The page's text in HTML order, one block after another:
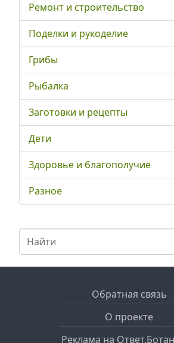
Ремонт и строительство
Поделки и рукоделие
Грибы
Рыбалка
Заготовки и рецепты
Дети
Здоровье и благополучие
Разное
Обратная связь
О проекте
Реклама на